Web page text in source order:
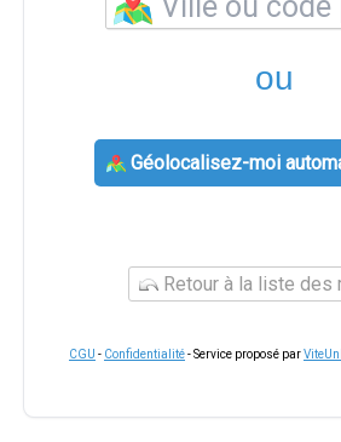
ou
Géolocalisez-moi
Retour à la liste des
CGU - Confidentialité- Service proposé par